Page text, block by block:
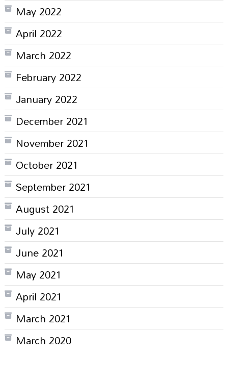
May 2022
April 2022
March 2022
February 2022
January 2022
December 2021
November 2021
October 2021
September 2021
August 2021
July 2021
June 2021
May 2021
April 2021
March 2021
March 2020